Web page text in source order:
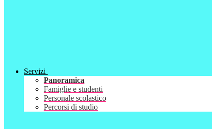
Servizi
Panoramica
Famiglie e studenti
Personale scolastico
Percorsi di studio